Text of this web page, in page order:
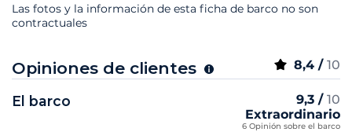
Las fotos y la información de esta ficha de barco no son
contractuales
Opiniones de clientes 8,4 / 10
El barco 9,3 / 10
Extraordinario
6 Opinión sobre el barco